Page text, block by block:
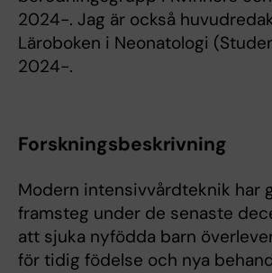
2024-. Jag är också
Läroboken i Neonatologi
2024-.
Forskningsbeskrivning
Modern intensivvårdteknik har
framsteg under de senaste
att sjuka nyfödda barn
för tidig födelse och nya